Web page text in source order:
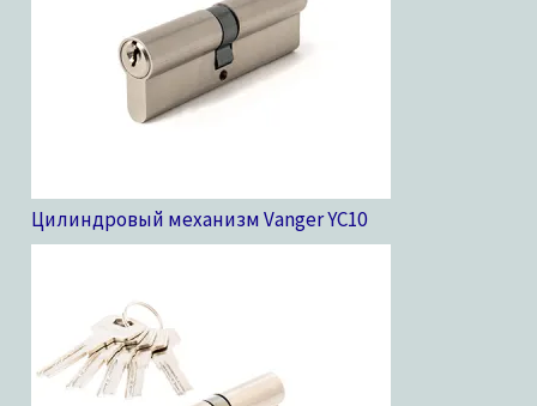
Цилиндровый механизм Vanger YC10